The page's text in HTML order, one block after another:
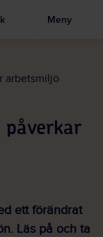
sökruta
Meny
arbetsmiljö
påverkar
ett förändrat
Läs på och ta